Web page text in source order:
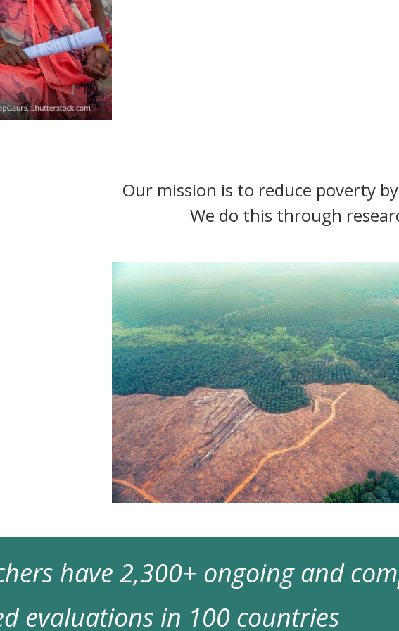
t
Our mission is to reduce poverty
We do this through
have 2,300+ ongoing and
evaluations in 100 countries